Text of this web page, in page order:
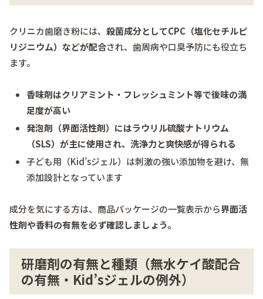
クリニカ歯磨き粉には、 殺菌成分としてCPC（塩化セチルピ
リジニウム）などが配合され、歯周病や口臭予防にも役立ち
ます。
香味剤はクリアミント・フレッシュミント等で後味の満
足度が高い
発泡剤（界面活性剤）にはラウリル硫酸ナトリウム
（SLS）が主に使用され、洗浄力と爽快感が得られる
子ども用（Kid’sジェル）は刺激の強い添加物を避け、無
添加設計となっています
成分を気にする方は、商品パッケージの一覧表示から界面活
性剤や香料の有無を必ず確認しましょう。
研磨剤の有無と種類（無水ケイ酸配合
の有無・Kid’sジェルの例外）